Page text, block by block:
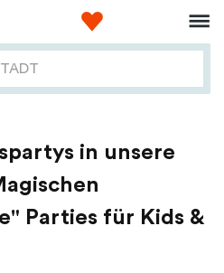
in unsere
Parties für Kids &